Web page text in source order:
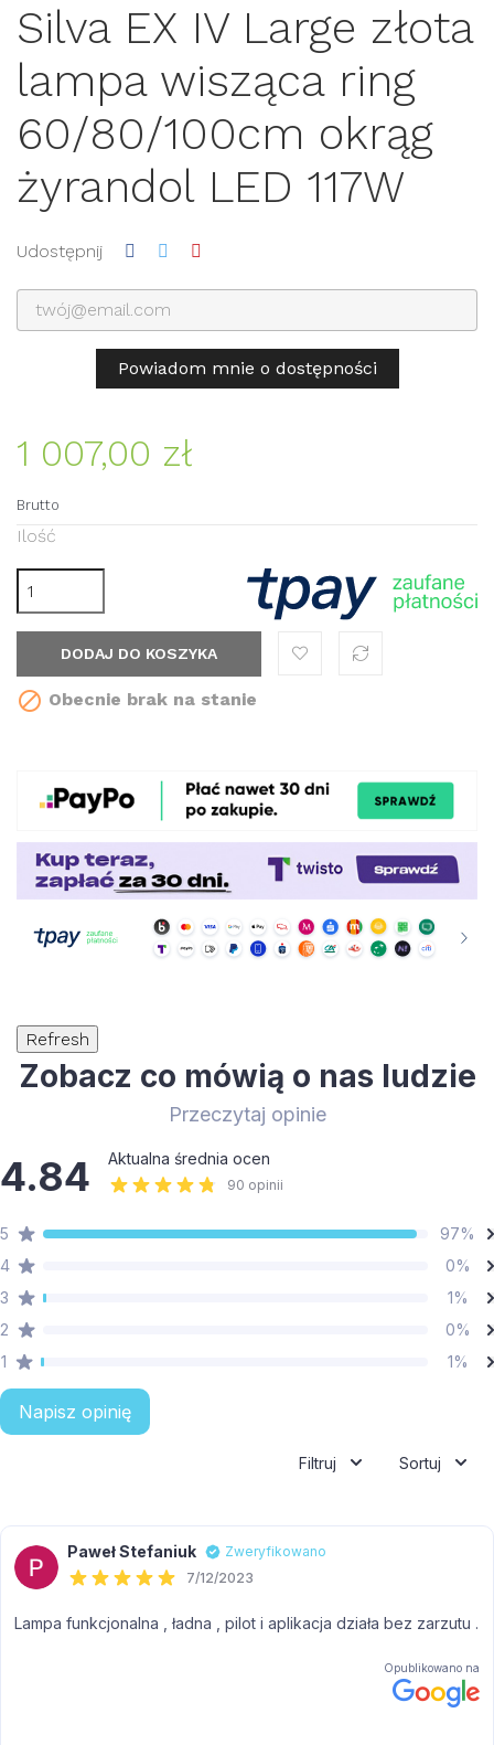
Silva EX IV Large złota
lampa wisząca ring
60/80/100cm okrąg
żyrandol LED 117W
Udostępnij
Powiadom mnie o dostępności
1 007,00 zł
Brutto
Ilość
DODAJ DO KOSZYKA
 Obecnie brak na stanie